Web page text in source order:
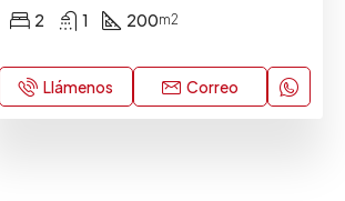
2 1 200m2
Llámenos Correo